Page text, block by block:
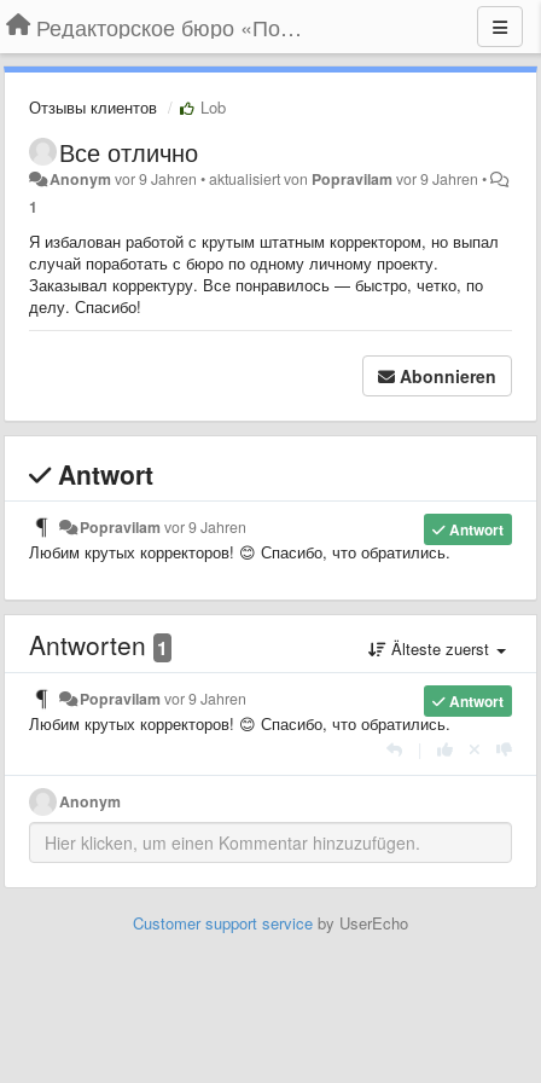
Редакторское бюро «По правилам»
Отзывы клиентов Lob
Все отлично
Anonym vor 9 Jahren •aktualisiert von Popravilam vor 9 Jahren •
1
Я избалован работой с крутым штатным корректором, но выпал
случай поработать с бюро по одному личному проекту.
Заказывал корректуру. Все понравилось — быстро, четко, по
делу. Спасибо!
Abonnieren
Antwort
Antwort
Popravilam vor 9 Jahren
Любим крутых корректоров! 😊 Спасибо, что обратились.
Antworten 1 Älteste zuerst
Antwort
Popravilam vor 9 Jahren
Любим крутых корректоров! 😊 Спасибо, что обратились.
Anonym
Customer support service by UserEcho